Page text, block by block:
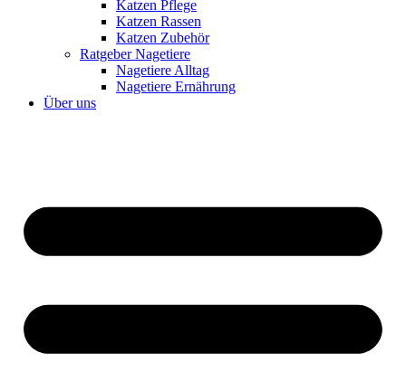
Katzen Pflege
Katzen Rassen
Katzen Zubehör
Ratgeber Nagetiere
Nagetiere Alltag
Nagetiere Ernährung
Über uns